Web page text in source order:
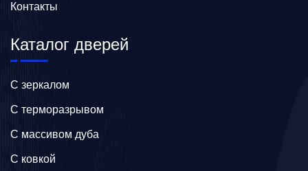
Контакты
Каталог дверей
C зеркалом
C терморазрывом
C массивом дуба
C ковкой